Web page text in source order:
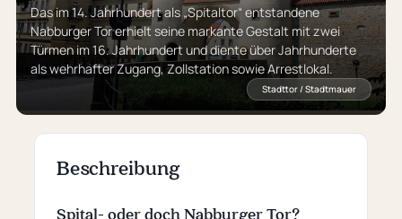
Das im 14. Jahrhundert als „Spitaltor“ entstandene
Nabburger Tor erhielt seine markante Gestalt mit zwei
Türmen im 16. Jahrhundert und diente über Jahrhunderte
als wehrhafter Zugang, Zollstation sowie Arrestlokal.
Stadttor / Stadtmauer
Beschreibung
Spital- oder doch Nabburger Tor?